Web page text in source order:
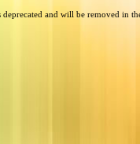
and will be removed in